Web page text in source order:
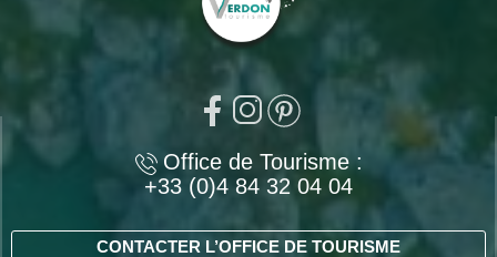
Office de Tourisme :
+33 (0)4 84 32 04 04
CONTACTER L’OFFICE DE TOURISME